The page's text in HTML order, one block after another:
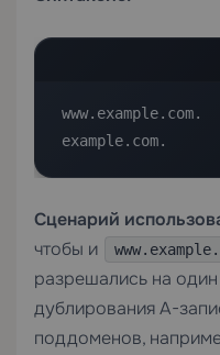
example.com.
Сценарий
чтобы и
разрешались на
дублирования A-
поддоменов,